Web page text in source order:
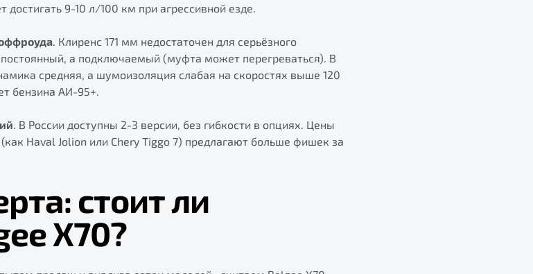
достигать 9-10 л/100 км при агрессивной езде.
. Клиренс 171 мм недостаточен для серьёзного
а подключаемый (муфта может перегреваться). В
средняя, а шумоизоляция слабая на скоростях выше 120
бензина АИ-95+.
. В России доступны 2-3 версии, без гибкости в опциях. Цены
Haval Jolion или Chery Tiggo 7) предлагают больше фишек за
стоит ли
X70?